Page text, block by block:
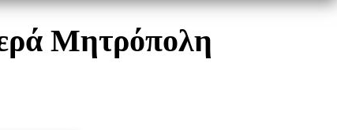
Μητρόπολη